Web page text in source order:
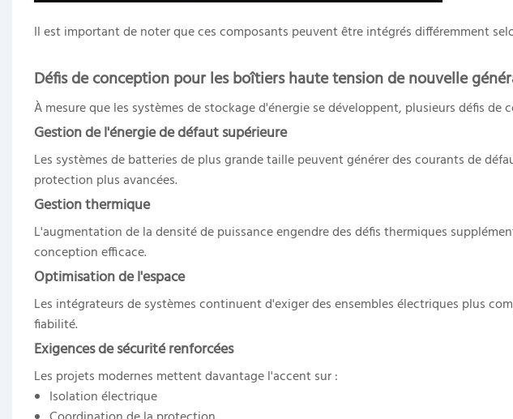
Il est important de noter que ces composants peuvent être intégrés différemment
Défis de conception pour les boîtiers haute tension de nouvelle
À mesure que les systèmes de stockage d'énergie se développent, plusieurs défis
Gestion de l'énergie de défaut supérieure
Les systèmes de batteries de plus grande taille peuvent générer des courants de
protection plus avancées.
Gestion thermique
L'augmentation de la densité de puissance engendre des défis thermiques
conception efficace.
Optimisation de l'espace
Les intégrateurs de systèmes continuent d'exiger des ensembles électriques plus
fiabilité.
Exigences de sécurité renforcées
Les projets modernes mettent davantage l'accent sur :
Isolation électrique